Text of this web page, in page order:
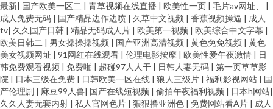
最新| 国产欧美一区二 | 青草视频在线直播 | 欧美性一页 | 毛片av网址、 |
成人免费无码 | 国产精品边作边喷 | 久草中文视频 | 香蕉视频操逼 | 成人
tv| 久久国产日韩 | 精品无码成人片 | 欧美第一视频 | 欧美综合中文字幕 |
欧美日韩二 | 男女操操操视频 | 国产亚洲高清视频 | 黄色免免视频 | 黄色
美女视频网址 | 91网红在线观看 | 伦理电影按摩 | 欧美性爱午夜激情 | 日
韩免费观看视频 | 免费啪 | 超碰97人人干 | 日韩人妻无码 | 第一页草草影
院 | 日本三级在免费 | 日韩欧美一区在线 | 狼人三级片 | 福利影视网站 | 国
产伦理剧 | 麻豆99人兽| 国产在线短视频 | 偷拍午夜福利视频 | 日本h网站|
久久人妻无套内射 | 私人官网色片 | 狠狠撸亚洲色 | 免费网站看A片 | 成人